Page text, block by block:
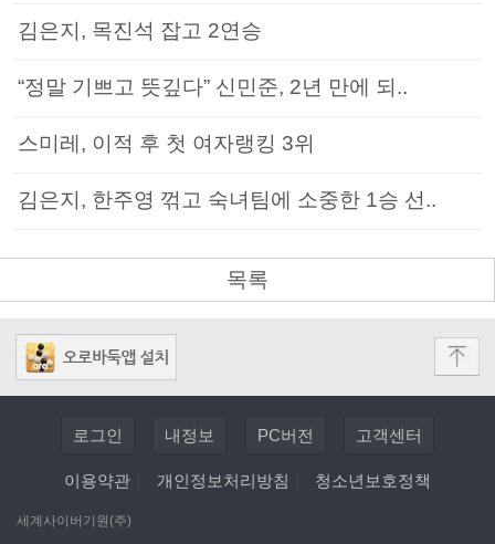
김은지, 목진석 잡고 2연승
“정말 기쁘고 뜻깊다” 신민준, 2년 만에 되..
스미레, 이적 후 첫 여자랭킹 3위
김은지, 한주영 꺾고 숙녀팀에 소중한 1승 선..
목록
로그인 내정보 PC버전 고객센터
이용약관 개인정보처리방침 청소년보호정책
세계사이버기원(주)